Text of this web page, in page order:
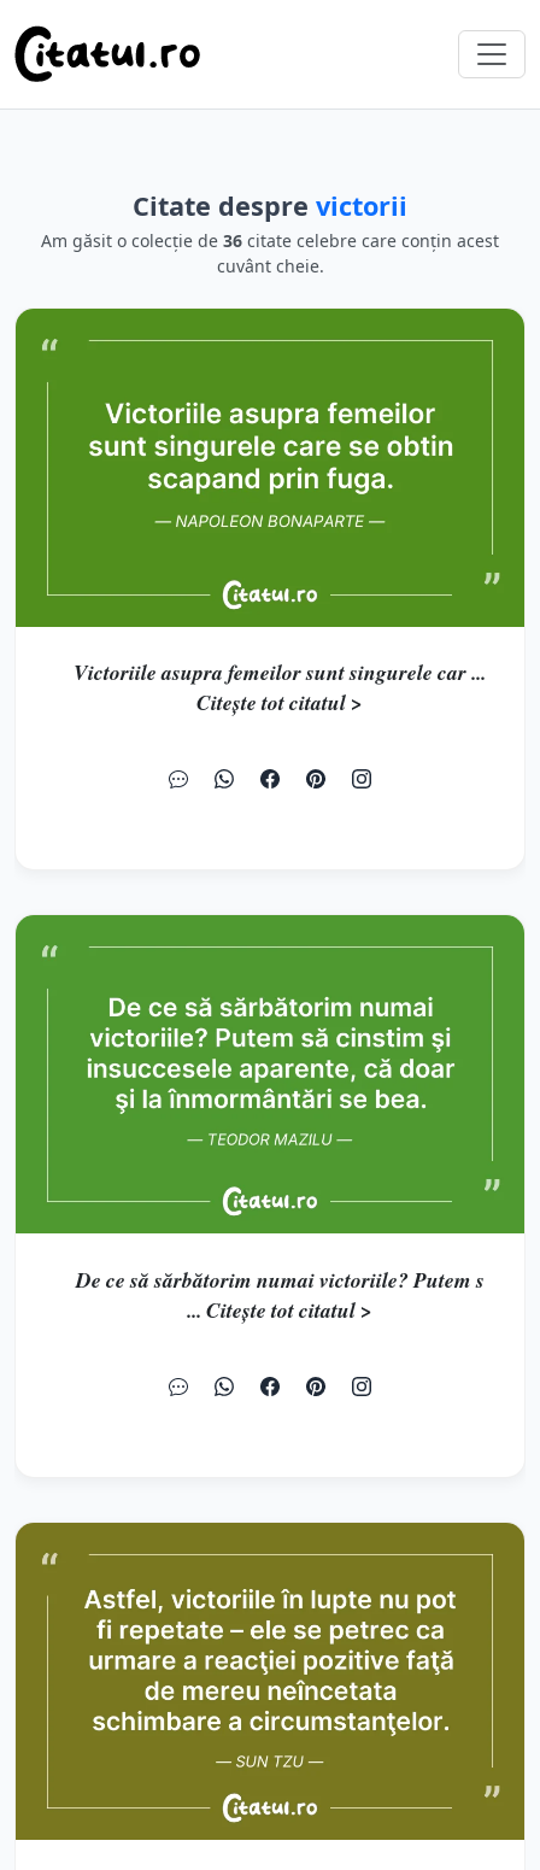
Citate despre victorii
Am găsit o colecție de 36 citate celebre care conțin acest
cuvânt cheie.
Victoriile asupra femeilor sunt singurele car ...
Citește tot citatul >
De ce să sărbătorim numai victoriile? Putem s
... Citește tot citatul >